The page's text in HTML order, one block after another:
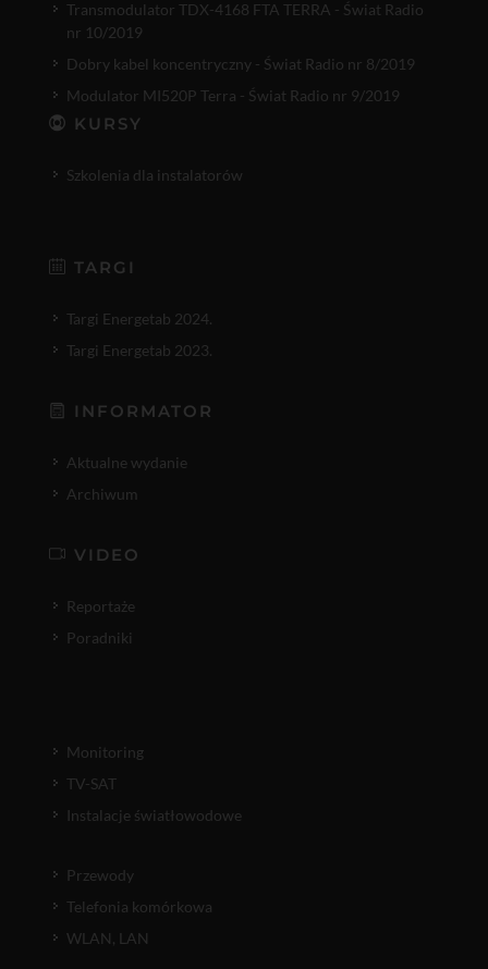
Transmodulator TDX-4168 FTA TERRA - Świat Radio
nr 10/2019
Dobry kabel koncentryczny - Świat Radio nr 8/2019
Modulator MI520P Terra - Świat Radio nr 9/2019
KURSY
Szkolenia dla instalatorów
TARGI
Targi Energetab 2024.
Targi Energetab 2023.
INFORMATOR
Aktualne wydanie
Archiwum
VIDEO
Reportaże
Poradniki
Monitoring
TV-SAT
Instalacje światłowodowe
Przewody
Telefonia komórkowa
WLAN, LAN